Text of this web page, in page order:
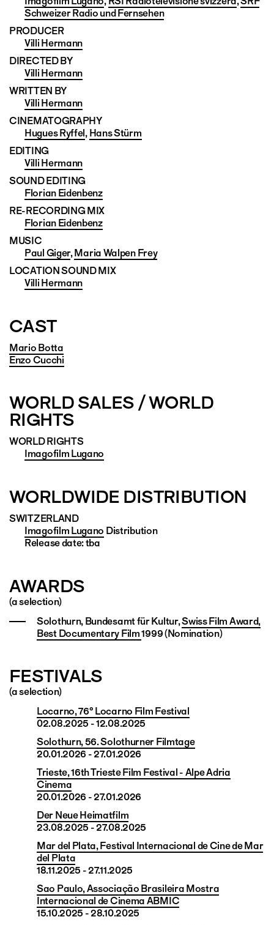
Schweizer Radio und Fernsehen
PRODUCER
Villi Hermann
DIRECTED BY
Villi Hermann
WRITTEN BY
Villi Hermann
CINEMATO­GRAPHY
Hugues Ryffel, Hans Stürm
EDITING
Villi Hermann
SOUND EDITING
Florian Eidenbenz
RE-RECORDING MIX
Florian Eidenbenz
MUSIC
Paul Giger,Maria Walpen Frey
LOCATION SOUND MIX
Villi Hermann
CAST
Mario Botta
Enzo Cucchi
WORLD SALES / WORLD
RIGHTS
WORLD RIGHTS
Imagofilm Lugano
WORLDWIDE DISTRIBUTION
SWITZERLAND
Imagofilm Lugano Distribution
Release date: tba
AWARDS
(a selection)
Solothurn, Bundesamt für Kultur,Swiss Film Award,
Best Documentary Film1999 (Nomination)
FESTIVALS
(a selection)
Locarno, 76° Locarno Film Festival
02.08.2025 - 12.08.2025
Solothurn, 56. Solothurner Filmtage
20.01.2026 - 27.01.2026
Trieste, 16th Trieste Film Festival - Alpe Adria
Cinema
20.01.2026 - 27.01.2026
Der Neue Heimatfilm
23.08.2025 - 27.08.2025
Mar del Plata, Festival Internacional de Cine de Mar
del Plata
18.11.2025 - 27.11.2025
Sao Paulo, Associação Brasileira Mostra
Internacional de Cinema ABMIC
15.10.2025 - 28.10.2025